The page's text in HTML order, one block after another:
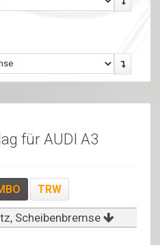
für AUDI A3
TRW
Scheibenbremse